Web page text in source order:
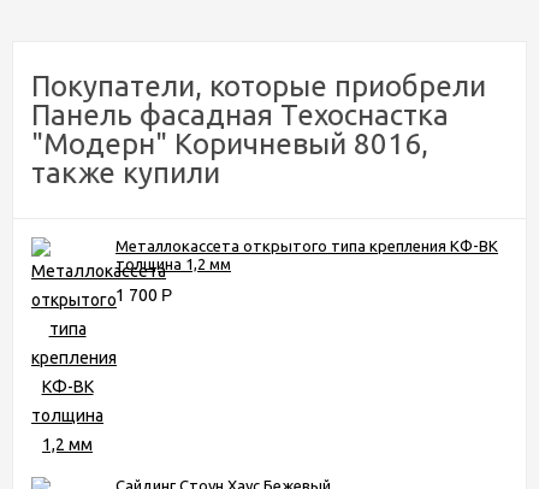
Покупатели, которые приобрели
Панель фасадная Техоснастка
"Модерн" Коричневый 8016,
также купили
Металлокассета открытого типа крепления КФ-ВК
толщина 1,2 мм
1 700 Р